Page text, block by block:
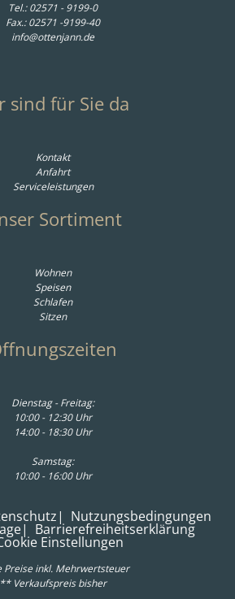
Tel.:02571 - 9199-0
Fax.: 02571 -9199-40
info@ottenjann.de
sind für Sie da
Kontakt
Anfahrt
Serviceleistungen
Sortiment
Wohnen
Speisen
Schlafen
Sitzen
Dienstag - Freitag:
10:00 - 12:30 Uhr
14:00 - 18:30 Uhr
Samstag:
10:00 - 16:00 Uhr
Nutzungsbedingungen
Barrierefreiheitserklärung
Einstellungen
Preise inkl. Mehrwertsteuer
** Verkaufspreis bisher